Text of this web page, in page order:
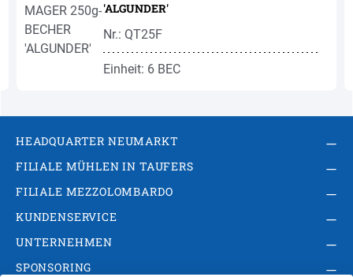
'ALGUNDER'
Nr.: QT25F
Einheit: 6 BEC
HEADQUARTER NEUMARKT
FILIALE MÜHLEN IN TAUFERS
FILIALE MEZZOLOMBARDO
KUNDENSERVICE
UNTERNEHMEN
SPONSORING